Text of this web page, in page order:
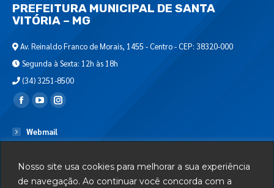
Nosso site usa cookies para melhorar a sua experiência
de navegação. Ao continuar você concorda com a
PREFEITURA MUNICIPAL DE SANTA
VITÓRIA – MG
Av. Reinaldo Franco de Morais, 1455 - Centro - CEP: 38320-000
Segunda à Sexta: 12h às 18h
(34) 3251-8500
Encontre-nos em:
Webmail
Serviços